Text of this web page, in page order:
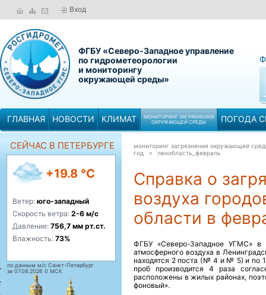
Вход
ФГБУ «Северо-Западное управление
по гидрометеорологии
и мониторингу
окружающей среды»
ГЛАВНАЯ НОВОСТИ КЛИМАТ
МОНИТОРИНГ ЗАГРЯЗНЕНИЯ
ОКРУЖАЮЩЕЙ СРЕДЫ
ПОГОДА
СЕЙЧАС В ПЕТЕРБУРГЕ
+19.8 °C
Ветер: юго-западный
Скорость ветра: 2-6 м/с
Давление: 756,7 мм рт.ст.
Влажность: 73%
по данным м/с Санкт-Петербург
за 07.08.2026 0 МСК
мониторинг загрязнения окружающей
год » ленобласть_февраль
Справка о
воздуха
области в
ФГБУ «Северо-Западное УГМС» в
атмосферного воздуха в
находятся 2 поста (№ 4 и № 5) и по
проб производится 4 раза
расположены в жилых районах,
фоновый».